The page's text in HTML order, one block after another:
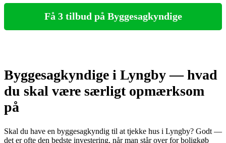
Få 3 tilbud på Byggesagkyndige
Byggesagkyndige i Lyngby — hvad
du skal være særligt opmærksom
på
Skal du have en byggesagkyndig til at tjekke hus i Lyngby? Godt —
det er ofte den bedste investering, når man står over for boligkøb